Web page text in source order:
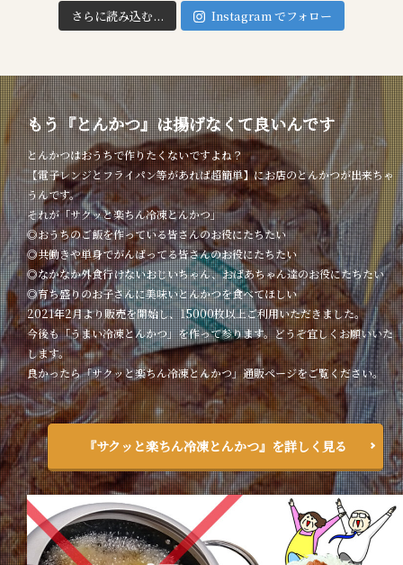
さらに読み込む... Instagram でフォロー
もう『とんかつ』は揚げなくて良いんです
とんかつはおうちで作りたくないですよね？
【電子レンジとフライパン等があれば超簡単】にお店のとんかつが出来ちゃ
うんです。
それが「サクッと楽ちん冷凍とんかつ」
◎おうちのご飯を作っている皆さんのお役にたちたい
◎共働きや単身でがんばってる皆さんのお役にたちたい
◎なかなか外食行けないおじいちゃん、おばあちゃん達のお役にたちたい
◎育ち盛りのお子さんに美味いとんかつを食べてほしい
2021年2月より販売を開始し、15000枚以上ご利用いただきました。
今後も「うまい冷凍とんかつ」を作って参ります。どうぞ宜しくお願いいた
します。
良かったら「サクッと楽ちん冷凍とんかつ」通販ページをご覧ください。
『サクッと楽ちん冷凍とんかつ』を詳しく見る